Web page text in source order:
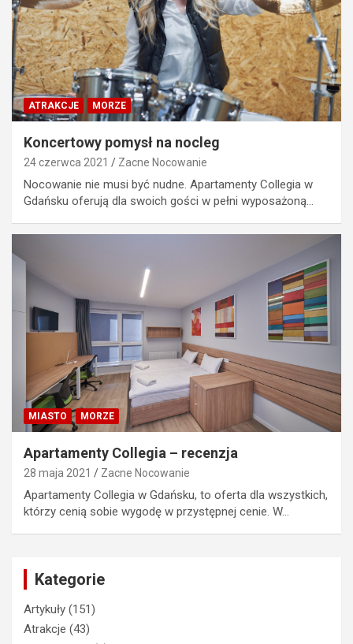
ATRAKCJE MORZE
Koncertowy pomysł na nocleg
24 czerwca 2021 Zacne Nocowanie
Nocowanie nie musi być nudne. Apartamenty Collegia w
Gdańsku oferują dla swoich gości w pełni wyposażoną…
MIASTO MORZE
Apartamenty Collegia – recenzja
28 maja 2021 Zacne Nocowanie
Apartamenty Collegia w Gdańsku, to oferta dla wszystkich,
którzy cenią sobie wygodę w przystępnej cenie. W…
Kategorie
Artykuły (151)
Atrakcje (43)